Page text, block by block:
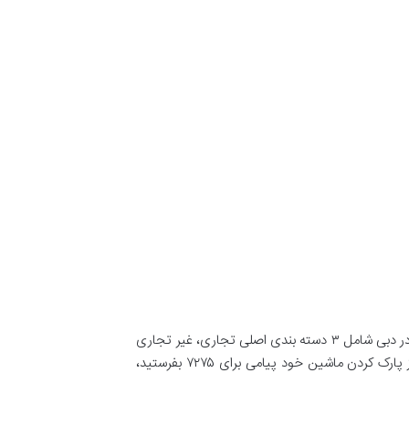
در بيشتر نواحی دبی پارکينگ تعبیه شده است و مردم به ندرت در گرمای شدید تابستان فاصله زيادی را طی می نمایند. تمام مناطق در دبی شامل ۳ دسته بندی اصلی تجاری، غیر تجاری
و منطقه مخصوص می باشد. شما می توانید به راحتی بدون احتیاج به رجیستر کردن از این سرویس استفاده کنید، کافیست بعد از پارک کردن ماشین خود پیامی برای ۷۲۷۵ بفرستید،